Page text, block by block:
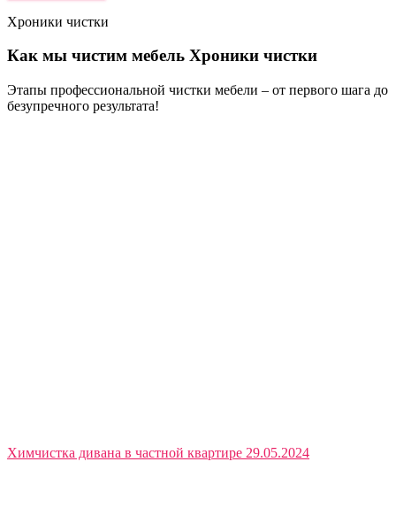
Хроники чистки
Как мы чистим мебель Хроники чистки
Этапы профессиональной чистки мебели – от первого шага до
безупречного результата!
Химчистка дивана в частной квартире 29.05.2024